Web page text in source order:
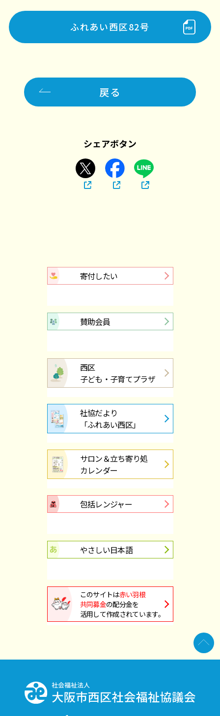
ふれあい西区82号
戻る
シェアボタン
寄付したい
賛助会員
西区
子ども・子育てプラザ
社協だより
「ふれあい西区」
サロン＆立ち寄り処
カレンダー
包括レンジャー
やさしい日本語
このサイトは赤い羽根
共同募金の配分金を
活用して作成されています。